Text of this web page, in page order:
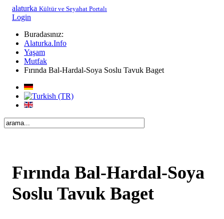
alaturka Kültür ve Seyahat Portalı
Login
Buradasınız:
Alaturka.Info
Yaşam
Mutfak
Fırında Bal-Hardal-Soya Soslu Tavuk Baget
Fırında Bal-Hardal-Soya
Soslu Tavuk Baget